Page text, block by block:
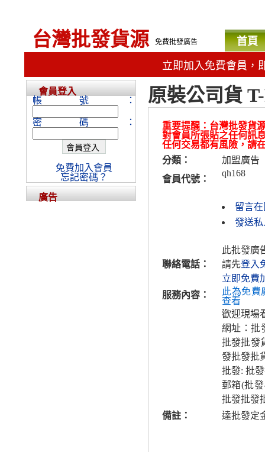
台灣批發貨源 免費批發廣告 首頁
立即加入免費會員，
原裝公司貨
重要提醒：台灣批發貨
對會員所張貼之任何訊
任何交易都有風險，請
分類：
加盟廣告
會員代號：
qh168
留言
發送私
聯絡電話：
此批發廣
請先登入
立即免費
服務內容：
此為免費
查看
歡迎現場
網址：批
批發批發
發批發批
批發: 批
郵箱(批
批發批發
備註：
達批發定
會員登入
帳號：
密碼：
免費加入會員
忘記密碼？
廣告